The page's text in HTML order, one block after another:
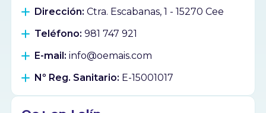
Dirección: Ctra. Escabanas, 1 - 15270 Cee
Teléfono: 981 747 921
E-mail: info@oemais.com
Nº Reg. Sanitario: E-15001017